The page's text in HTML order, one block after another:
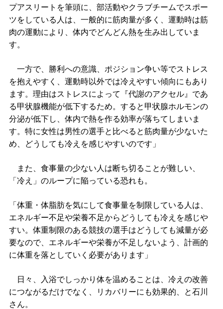
プアスリートを筆頭に、部活動やクラブチームでスポー
ツをしている人は、一般的に筋肉量が多く、運動時は筋
肉の運動により、体内でどんどん熱を生み出していま
す。
一方で、勝利への意識、ポジション争い等でストレス
を抱えやすく、運動時以外では冷えやすい傾向にもあり
ます。理由はストレスによって『代謝のアクセル』であ
る甲状腺機能が低下するため。すると甲状腺ホルモンの
分泌が低下し、体内で熱を作る効率が落ちてしまいま
す。特に女性は男性の選手と比べると筋肉量が少ないた
め、どうしても冷えを感じやすいのです」
また、食事量の少ない人は断ち切ることが難しい、
「冷え」のループに陥っている恐れも。
「体重・体脂肪を気にして食事量を制限している人は、
エネルギー不足や栄養不足からどうしても冷えを感じや
すい。体重制限のある競技の選手はどうしても減量が必
要なので、エネルギーや栄養が不足しないよう、計画的
に体重を落としていく必要があります」
日々、入浴でしっかり体を温めることは、冷えの改善
につながるだけでなく、リカバリーにも効果的、と石川
さん。